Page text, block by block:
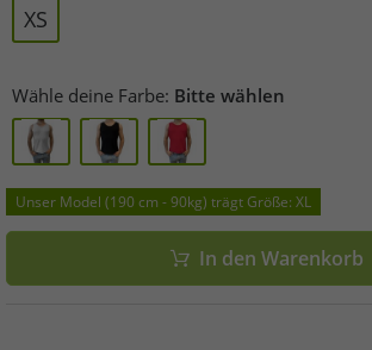
XS
Wähle deine Farbe: Bitte wählen
Unser Model (190 cm - 90kg) trägt Größe: XL
In den Warenkorb